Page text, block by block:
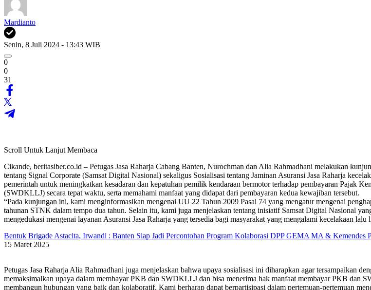
Mardianto
Senin, 8 Juli 2024 - 13:43 WIB
0
0
31
Scroll Untuk Lanjut Membaca
Cikande, beritasiber.co.id – Petugas Jasa Raharja Cabang Banten, Nurochman dan Alia Rahmadhani melakukan
tentang Signal Corporate (Samsat Digital Nasional) sekaligus Sosialisasi tentang Jaminan Asuransi Jasa Raharja
pemerintah untuk meningkatkan kesadaran dan kepatuhan pemilik kendaraan bermotor terhadap pembayaran Pajak
(SWDKLLJ) secara tepat waktu, serta memahami manfaat yang didapat dari pembayaran kedua kewajiban tersebut.
“Pada kunjungan ini, kami menginformasikan mengenai UU 22 Tahun 2009 Pasal 74 yang mengatur mengenai
tahunan STNK dalam tempo dua tahun. Selain itu, kami juga menjelaskan tentang inisiatif Samsat Digital Nasional
mengedukasi mengenai layanan Asuransi Jasa Raharja yang tersedia bagi masyarakat yang mengalami kecelakaan lalu
Bentuk Brigade Astacita, Irwandi : Banten Siap Jadi Percontohan Program Kolaborasi DPP GEMA MA & Kemendes
15 Maret 2025
Petugas Jasa Raharja Alia Rahmadhani juga menjelaskan bahwa upaya sosialisasi ini diharapkan agar tersampaikan
memaksimalkan upaya dalam membayar PKB dan SWDKLLJ dan bisa menerima hak manfaat membayar PKB
membangun hubungan yang baik dan kolaboratif. Kami berharap dapat berpartisipasi dalam pertemuan-pertemuan